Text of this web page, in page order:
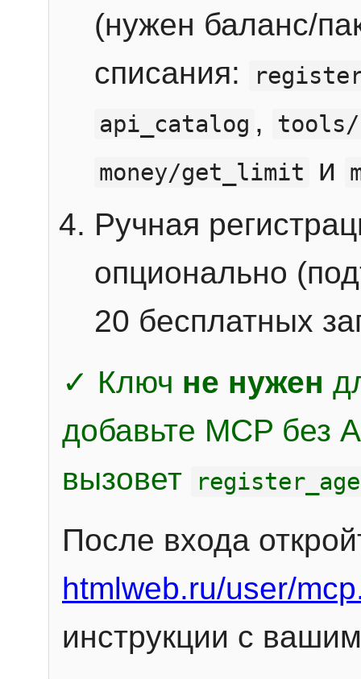
(нужен баланс/
списания:
api_catalog ,
money/get_limit
и
Ручная
опционально
20 бесплатных
✓ Ключ не нужен
добавьте MCP без
вызовет
После входа
htmlweb.ru/user/
инструкции с